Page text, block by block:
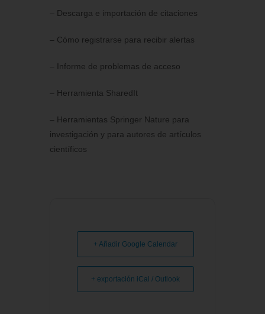
– Descarga e importación de citaciones
– Cómo registrarse para recibir alertas
– Informe de problemas de acceso
– Herramienta SharedIt
– Herramientas Springer Nature para
investigación y para autores de artículos
científicos
+ Añadir Google Calendar
+ exportación iCal / Outlook